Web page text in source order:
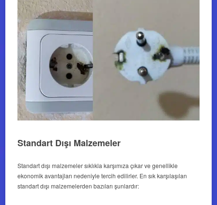
Standart Dışı Malzemeler
Standart dışı malzemeler sıklıkla karşımıza çıkar ve genellikle
ekonomik avantajları nedeniyle tercih edilirler. En sık karşılaşılan
standart dışı malzemelerden bazıları şunlardır: